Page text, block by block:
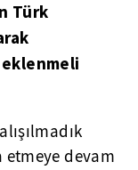
Türk
devam